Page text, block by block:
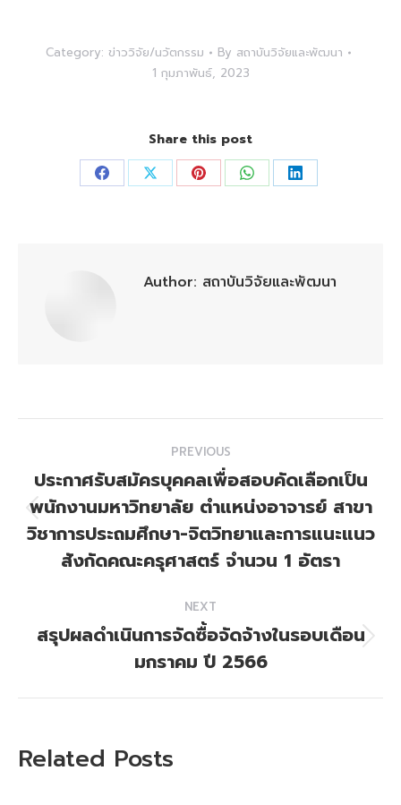
Category: ข่าววิจัย/นวัตกรรม By สถาบันวิจัยและพัฒนา
1 กุมภาพันธ์, 2023
Share this post
Share Share Share Share Share
Author: สถาบันวิจัยและพัฒนา
navigation
PREVIOUS
Previous
post:
ประกาศรับสมัครบุคคลเพื่อสอบคัดเลือกเป็น
พนักงานมหาวิทยาลัย ตำแหน่งอาจารย์ สาขา
วิชาการประถมศึกษา-จิตวิทยาและการแนะแนว
สังกัดคณะครุศาสตร์ จำนวน 1 อัตรา
NEXT
Next
post:
สรุปผลดำเนินการจัดซื้อจัดจ้างในรอบเดือน
มกราคม ปี 2566
Related Posts